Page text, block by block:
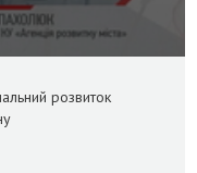
розвиток